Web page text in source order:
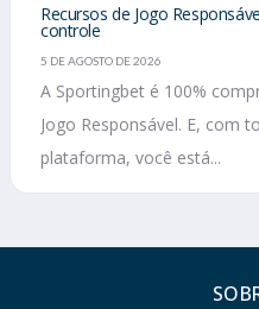
Recursos de Jogo
controle
5 DE AGOSTO DE 2026
A Sportingbet é 100%
Jogo Responsável. E, com
plataforma, você está...